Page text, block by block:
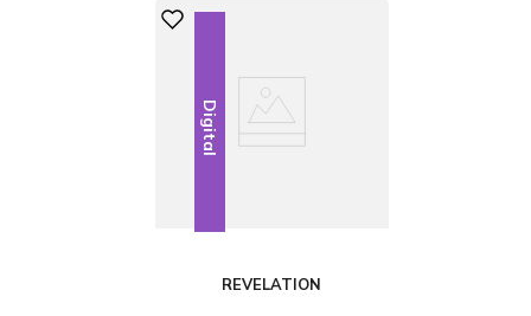
Digital
REVELATION